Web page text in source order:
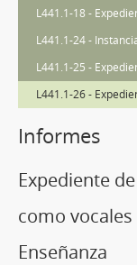
L441.1-24 -
Informes
Expediente
como
Enseñanza